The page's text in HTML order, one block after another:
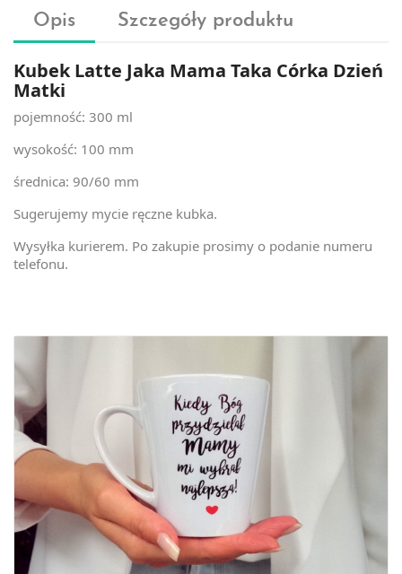
Opis Szczegóły produktu
Kubek Latte Jaka Mama Taka Córka Dzień
Matki
pojemność: 300 ml
wysokość: 100 mm
średnica: 90/60 mm
Sugerujemy mycie ręczne kubka.
Wysyłka kurierem. Po zakupie prosimy o podanie numeru
telefonu.